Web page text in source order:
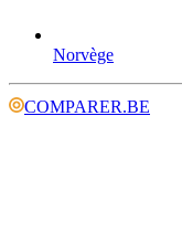
Norvège
COMPARER.BE